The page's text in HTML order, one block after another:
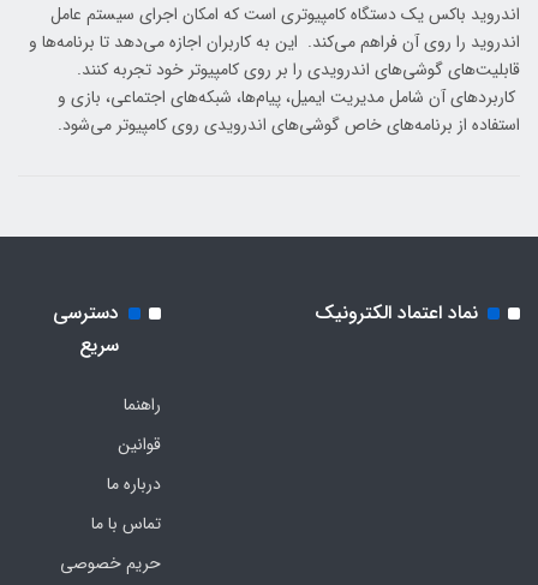
اندروید باکس یک دستگاه کامپیوتری است که امکان اجرای سیستم عامل
اندروید را روی آن فراهم می‌کند. این به کاربران اجازه می‌دهد تا برنامه‌ها و
قابلیت‌های گوشی‌های اندرویدی را بر روی کامپیوتر خود تجربه کنند.
کاربردهای آن شامل مدیریت ایمیل، پیام‌ها، شبکه‌های اجتماعی، بازی و
استفاده از برنامه‌های خاص گوشی‌های اندرویدی روی کامپیوتر می‌شود.
نماد اعتماد الکترونیک
دسترسی
سریع
راهنما
قوانین
درباره ما
تماس با ما
حریم خصوصی